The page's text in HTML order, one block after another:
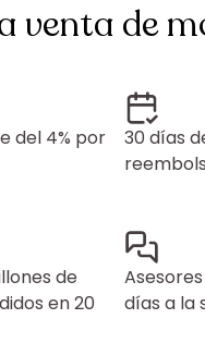
venta de
del 4% por
30 días
de
en 20
días a la